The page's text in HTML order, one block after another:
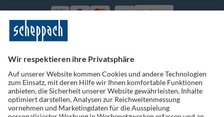
Vorkasse
Folge uns auf Social Media